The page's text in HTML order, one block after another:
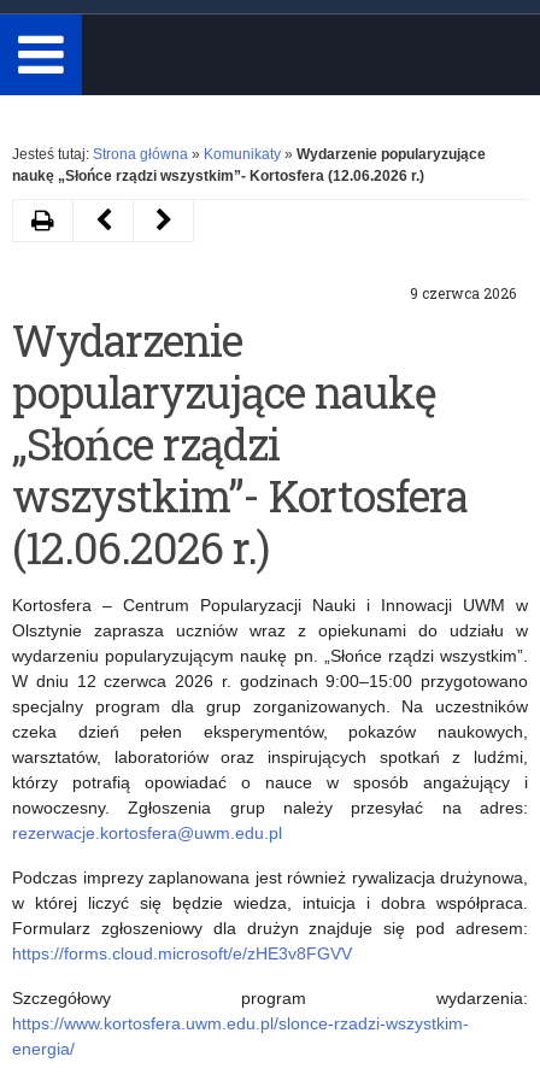
minimum
3
znaki.
Rozwiń
Jesteś tutaj: Strona główna » Komunikaty » Wydarzenie popularyzujące
naukę „Słońce rządzi wszystkim”- Kortosfera (12.06.2026 r.)
9 czerwca 2026
Wydarzenie
popularyzujące naukę
„Słońce rządzi
wszystkim”- Kortosfera
(12.06.2026 r.)
Kortosfera – Centrum Popularyzacji Nauki i Innowacji UWM w
Olsztynie zaprasza uczniów wraz z opiekunami do udziału w
wydarzeniu popularyzującym naukę pn. „Słońce rządzi wszystkim”.
W dniu 12 czerwca 2026 r. godzinach 9:00–15:00 przygotowano
specjalny program dla grup zorganizowanych. Na uczestników
czeka dzień pełen eksperymentów, pokazów naukowych,
warsztatów, laboratoriów oraz inspirujących spotkań z ludźmi,
którzy potrafią opowiadać o nauce w sposób angażujący i
nowoczesny. Zgłoszenia grup należy przesyłać na adres:
rezerwacje.kortosfera@uwm.edu.pl
Podczas imprezy zaplanowana jest również rywalizacja drużynowa,
w której liczyć się będzie wiedza, intuicja i dobra współpraca.
Formularz zgłoszeniowy dla drużyn znajduje się pod adresem:
https://forms.cloud.microsoft/e/zHE3v8FGVV
Szczegółowy program wydarzenia:
https://www.kortosfera.uwm.edu.pl/slonce-rzadzi-wszystkim-
energia/
DrukujNastępny
na
transmisję
VI
edycji
programu
Szkoły
NBP
Poprzedni
doradztwo
zawodowe
(online)
z
dziedziny
przetwórstwa
dedykowane
uczniom
i
uczennicom
szkół
podstawowych
oraz
ponadpodstawowych